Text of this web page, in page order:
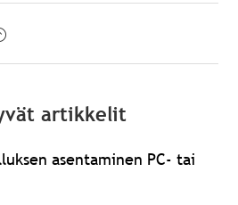
artikkelit
asentaminen PC- tai